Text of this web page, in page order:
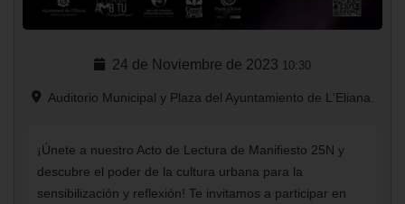
24 de Noviembre de 2023 10:30
Auditorio Municipal y Plaza del Ayuntamiento de L'Eliana.
¡Únete a nuestro Acto de Lectura de Manifiesto 25N y
descubre el poder de la cultura urbana para la
sensibilización y reflexión! Te invitamos a participar en